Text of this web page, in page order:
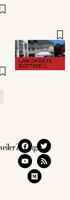
LANDKREIS
ROTTWEIL